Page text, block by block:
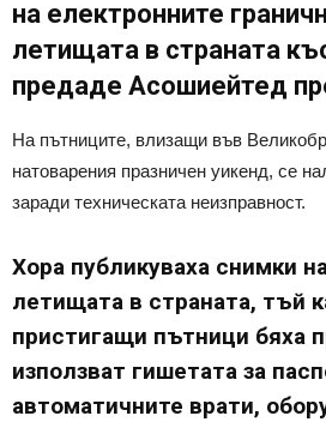
на електронните
летищата в страната
предаде Асошиейтед
На пътниците, влизащи във
натоварения празничен уикенд, се
заради техническата неизправност.
Хора публикуваха снимки
летищата в страната, тъй
пристигащи пътници бяха
използват гишетата за
автоматичните врати,